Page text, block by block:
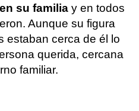
su familia y en todos
Aunque su figura
estaban cerca de él lo
querida, cercana
familiar.